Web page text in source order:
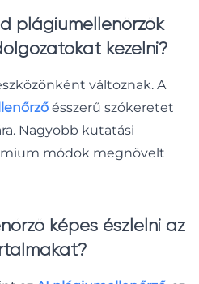
plágiumellenőrzők
kezelni?
változnak. A
ésszerű szókeretet
Nagyobb kutatási
módok megnövelt
képes észlelni az